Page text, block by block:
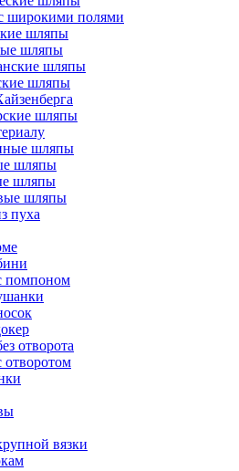
широкими полями
шляпы
шляпы
шляпы
шляпы
шляпы
шляпы
шляпы
шляпы
шляпы
пуха
помпоном
отворота
вязки